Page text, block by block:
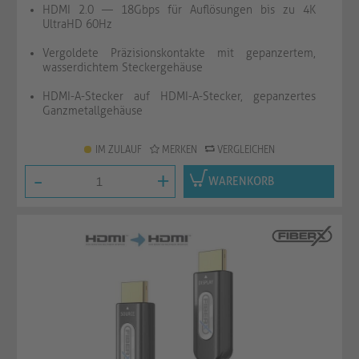
HDMI 2.0 — 18Gbps für Auflösungen bis zu 4K
UltraHD 60Hz
Vergoldete Präzisionskontakte mit gepanzertem,
wasserdichtem Steckergehäuse
HDMI-A-Stecker auf HDMI-A-Stecker, gepanzertes
Ganzmetallgehäuse
IM ZULAUF MERKEN VERGLEICHEN
- + WARENKORB